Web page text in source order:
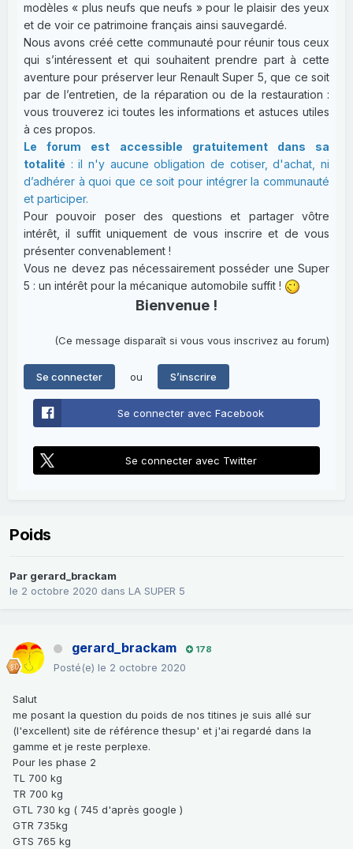
modèles « plus neufs que neufs » pour le plaisir des yeux
et de voir ce patrimoine français ainsi sauvegardé.
Nous avons créé cette communauté pour réunir tous ceux
qui s’intéressent et qui souhaitent prendre part à cette
aventure pour préserver leur Renault Super 5, que ce soit
par de l’entretien, de la réparation ou de la restauration :
vous trouverez ici toutes les informations et astuces utiles
à ces propos.
Le forum est accessible gratuitement dans sa
totalité : il n'y aucune obligation de cotiser, d'achat, ni
d’adhérer à quoi que ce soit pour intégrer la communauté
et participer.
Pour pouvoir poser des questions et partager vôtre
intérêt, il suffit uniquement de vous inscrire et de vous
présenter convenablement !
Vous ne devez pas nécessairement posséder une Super
5 : un intérêt pour la mécanique automobile suffit !
Bienvenue !
(Ce message disparaît si vous vous inscrivez au forum)
Se connecter ou S’inscrire
Se connecter avec Facebook
Se connecter avec Twitter
Poids
Par gerard_brackam
le 2 octobre 2020 dans LA SUPER 5
gerard_brackam 178
Posté(e) le 2 octobre 2020
Salut
me posant la question du poids de nos titines je suis allé sur
(l'excellent) site de référence thesup' et j'ai regardé dans la
gamme et je reste perplexe.
Pour les phase 2
TL 700 kg
TR 700 kg
GTL 730 kg ( 745 d'après google )
GTR 735kg
GTS 765 kg